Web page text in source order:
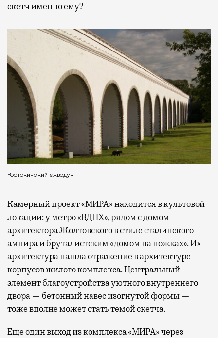
скетч именно ему?
Ростокинский акведук
Камерный проект «МИРА» находится в культовой
локации: у метро «ВДНХ», рядом с домом
архитектора Жолтовского в стиле сталинского
ампира и бруталистским «домом на ножках». Их
архитектура нашла отражение в архитектуре
корпусов жилого комплекса. Центральный
элемент благоустройства уютного внутреннего
двора — бетонный навес изогнутой формы —
тоже вполне может стать темой скетча.
Еще один выход из комплекса «МИРА» через